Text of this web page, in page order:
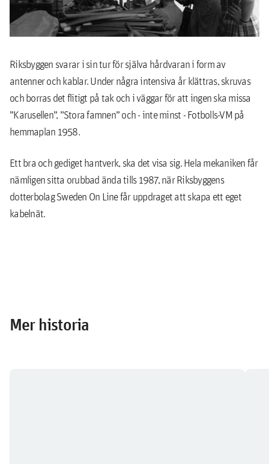
Riksbyggen svarar i sin tur för själva hårdvaran i form av
antenner och kablar. Under några intensiva år klättras, skruvas
och borras det flitigt på tak och i väggar för att ingen ska missa
”Karusellen”, ”Stora famnen” och - inte minst - Fotbolls-VM på
hemmaplan 1958.
Ett bra och gediget hantverk, ska det visa sig. Hela mekaniken får
nämligen sitta orubbad ända tills 1987, när Riksbyggens
dotterbolag Sweden On Line får uppdraget att skapa ett eget
kabelnät.
Mer historia